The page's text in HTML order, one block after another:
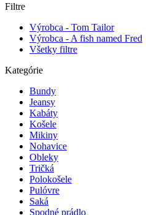
Filtre
Výrobca - Tom Tailor
Výrobca - A fish named Fred
Všetky filtre
Kategórie
Bundy
Jeansy
Kabáty
Košele
Mikiny
Nohavice
Obleky
Tričká
Polokošele
Pulóvre
Saká
Spodné prádlo